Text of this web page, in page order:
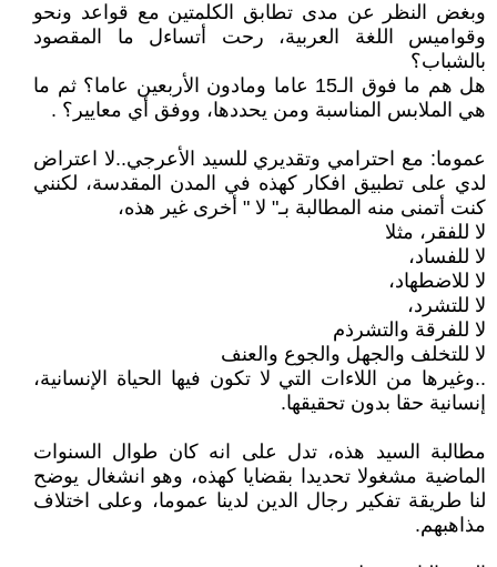
وبغض النظر عن مدى تطابق الكلمتين مع قواعد ونحو
وقواميس اللغة العربية، رحت أتساءل ما المقصود
بالشباب؟
هل هم ما فوق الـ15 عاما ومادون الأربعين عاما؟ ثم ما
هي الملابس المناسبة ومن يحددها، ووفق أي معايير؟ .
عموما: مع احترامي وتقديري للسيد الأعرجي..لا اعتراض
لدي على تطبيق افكار كهذه في المدن المقدسة، لكنني
كنت أتمنى منه المطالبة بـ" لا " أخرى غير هذه،
لا للفقر، مثلا
لا للفساد،
لا للاضطهاد،
لا للتشرد،
لا للفرقة والتشرذم
لا للتخلف والجهل والجوع والعنف
..وغيرها من اللاءات التي لا تكون فيها الحياة الإنسانية،
إنسانية حقا بدون تحقيقها.
مطالبة السيد هذه، تدل على انه كان طوال السنوات
الماضية مشغولا تحديدا بقضايا كهذه، وهو انشغال يوضح
لنا طريقة تفكير رجال الدين لدينا عموما، وعلى اختلاف
مذاهبهم.